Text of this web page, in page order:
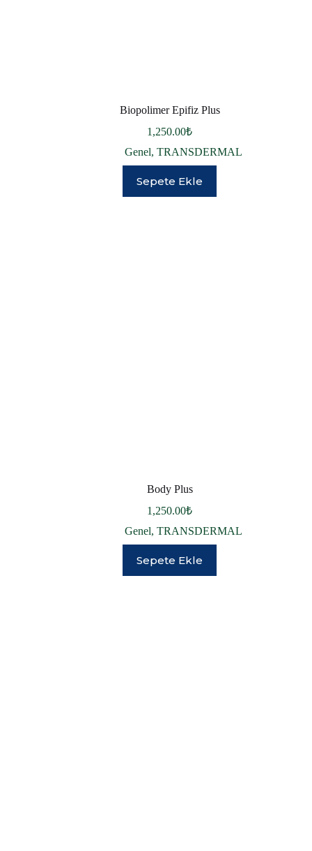
Biopolimer Epifiz Plus
1,250.00₺
Genel,TRANSDERMAL
Sepete Ekle
Body Plus
1,250.00₺
Genel,TRANSDERMAL
Sepete Ekle